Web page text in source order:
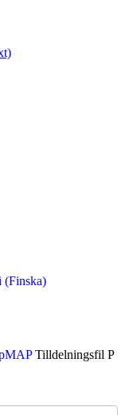
(Finska)
Tilldelningsfil P